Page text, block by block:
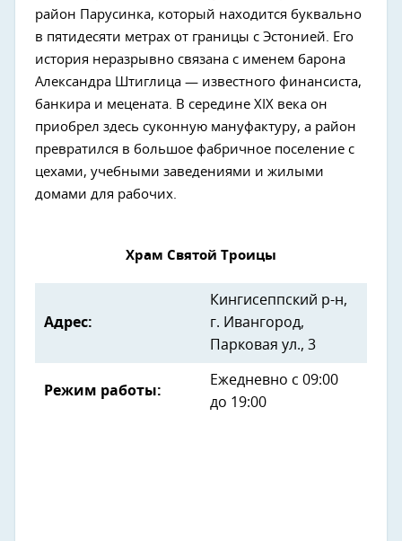
район Парусинка, который находится буквально
в пятидесяти метрах от границы с Эстонией. Его
история неразрывно связана с именем барона
Александра Штиглица — известного финансиста,
банкира и мецената. В середине XIX века он
приобрел здесь суконную мануфактуру, а район
превратился в большое фабричное поселение с
цехами, учебными заведениями и жилыми
домами для рабочих.
Храм Святой Троицы
Адрес:
Кингисеппский р-н,
г. Ивангород,
Парковая ул., 3
Режим работы:
Ежедневно с 09:00
до 19:00